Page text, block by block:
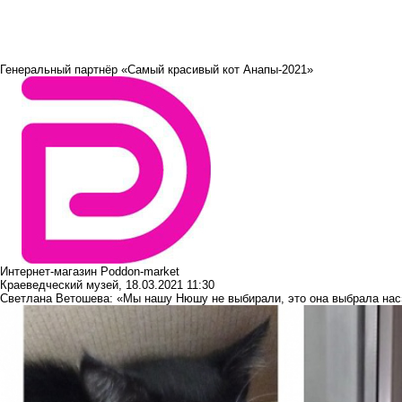
Генеральный партнёр «Самый красивый кот Анапы-2021»
Интернет-магазин Poddon-market
Краеведческий музей, 18.03.2021 11:30
Светлана Ветошева: «Мы нашу Нюшу не выбирали, это она выбрала